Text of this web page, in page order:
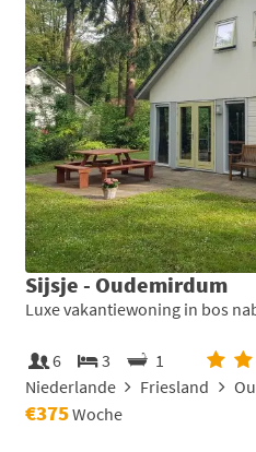
Sijsje - Oudemirdum
Luxe vakantiewoning in bos
6 3
1
Niederlande
Friesland
€375Woche